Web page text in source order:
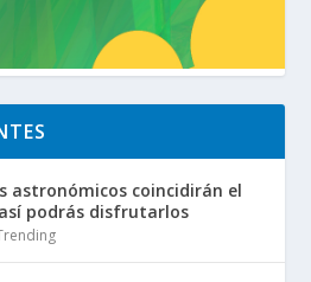
astronómicos coincidirán el
podrás disfrutarlos